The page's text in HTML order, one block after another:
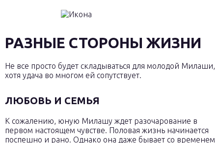
РАЗНЫЕ СТОРОНЫ ЖИЗНИ
Не все просто будет складываться для молодой Милаши,
хотя удача во многом ей сопутствует.
ЛЮБОВЬ И СЕМЬЯ
К сожалению, юную Милашу ждет разочарование в
первом настоящем чувстве. Половая жизнь начинается
поспешно и рано. Однако она даже бывает со временем